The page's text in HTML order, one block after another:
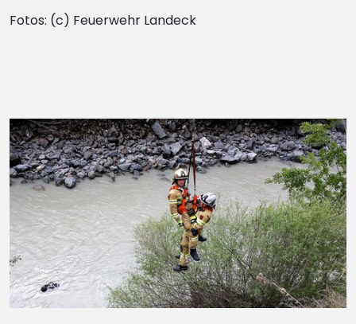
Fotos: (c) Feuerwehr Landeck